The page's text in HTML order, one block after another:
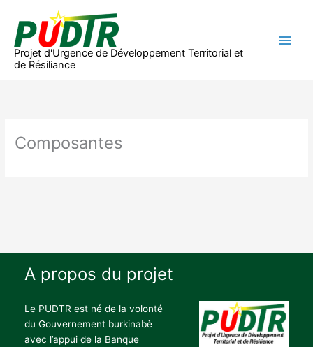
contenu
Projet d'Urgence de Développement Territorial et
de Résiliance
Composantes
A propos du projet
Le PUDTR est né de la volonté
du Gouvernement burkinabè
avec l’appui de la Banque